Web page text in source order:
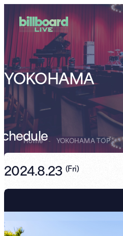
YOKOHAMA
Home - YOKOHAMA TOP -
2024.8.23 (Fri)